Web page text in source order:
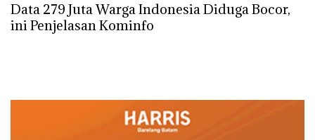
Data 279 Juta Warga Indonesia Diduga Bocor,
ini Penjelasan Kominfo